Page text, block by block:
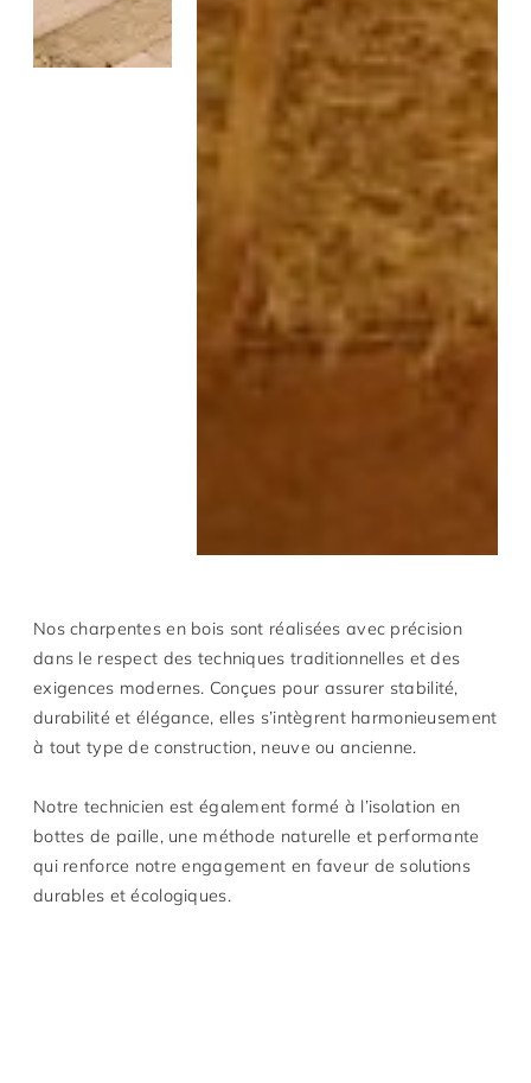
Nos charpentes en bois sont réalisées avec précision
dans le respect des techniques traditionnelles et des
exigences modernes. Conçues pour assurer stabilité,
durabilité et élégance, elles s’intègrent harmonieusement
à tout type de construction, neuve ou ancienne.
Notre technicien est également formé à l’isolation en
bottes de paille, une méthode naturelle et performante
qui renforce notre engagement en faveur de solutions
durables et écologiques.